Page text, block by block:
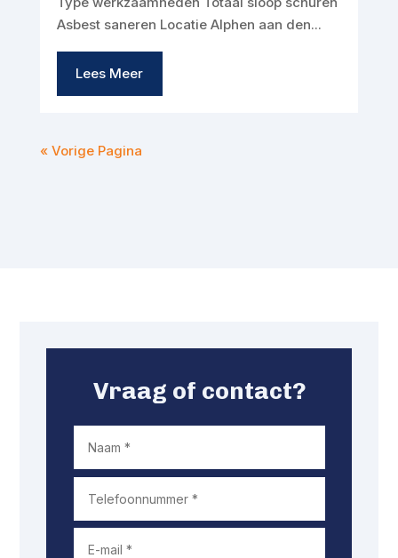
Asbest saneren Locatie Alphen aan den...
Lees Meer
« Vorige Pagina
Vraag of contact?